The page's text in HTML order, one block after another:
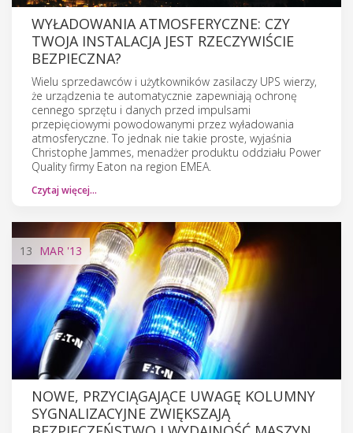
WYŁADOWANIA ATMOSFERYCZNE: CZY
TWOJA INSTALACJA JEST RZECZYWIŚCIE
BEZPIECZNA?
Wielu sprzedawców i użytkowników zasilaczy UPS wierzy,
że urządzenia te automatycznie zapewniają ochronę
cennego sprzętu i danych przed impulsami
przepięciowymi powodowanymi przez wyładowania
atmosferyczne. To jednak nie takie proste, wyjaśnia
Christophe Jammes, menadżer produktu oddziału Power
Quality firmy Eaton na region EMEA.
Czytaj więcej…
13 MAR '13
NOWE, PRZYCIĄGAJĄCE UWAGĘ KOLUMNY
SYGNALIZACYJNE ZWIĘKSZAJĄ